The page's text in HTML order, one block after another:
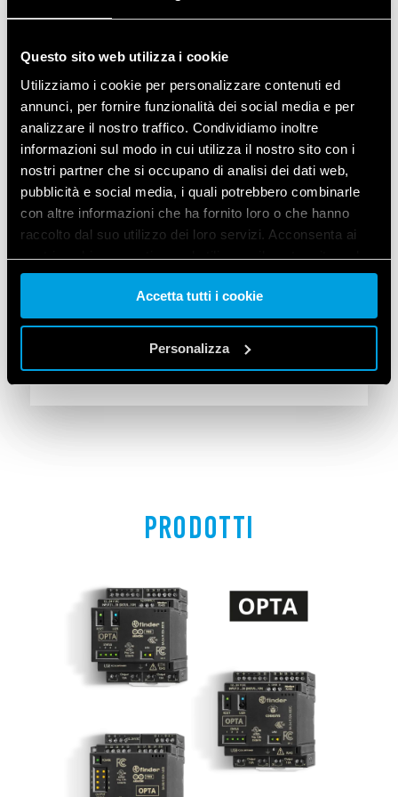
Questo sito web utilizza i cookie
Utilizziamo i cookie per personalizzare contenuti ed
annunci, per fornire funzionalità dei social media e per
analizzare il nostro traffico. Condividiamo inoltre
informazioni sul modo in cui utilizza il nostro sito con i
nostri partner che si occupano di analisi dei dati web,
pubblicità e social media, i quali potrebbero combinarle
con altre informazioni che ha fornito loro o che hanno
raccolto dal suo utilizzo dei loro servizi. Acconsenta ai
nostri cookie se continua ad utilizzare il nostro sito web.
Vai alla Cookie Policy complet a
Accetta tutti i cookie
Personalizza
precisione nella misurazione in kWh e sono
permettendo l’acquisizione in tempo reale dei
dati di consumo da parte di OPTA e,
successivamente, dal software gestionale.
PRODOTTI